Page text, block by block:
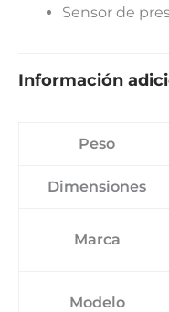
Sensor de
Información
Peso
Dimensiones
Marca
Modelo